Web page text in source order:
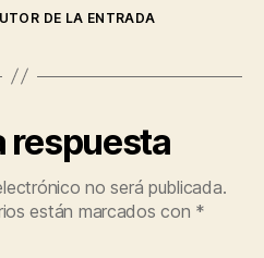
DE LA ENTRADA
respuesta
no será publicada.
están marcados con *